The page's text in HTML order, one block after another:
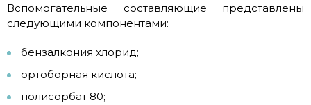
Вспомогательные составляющие представлены
следующими компонентами:
бензалкония хлорид;
ортоборная кислота;
полисорбат 80;